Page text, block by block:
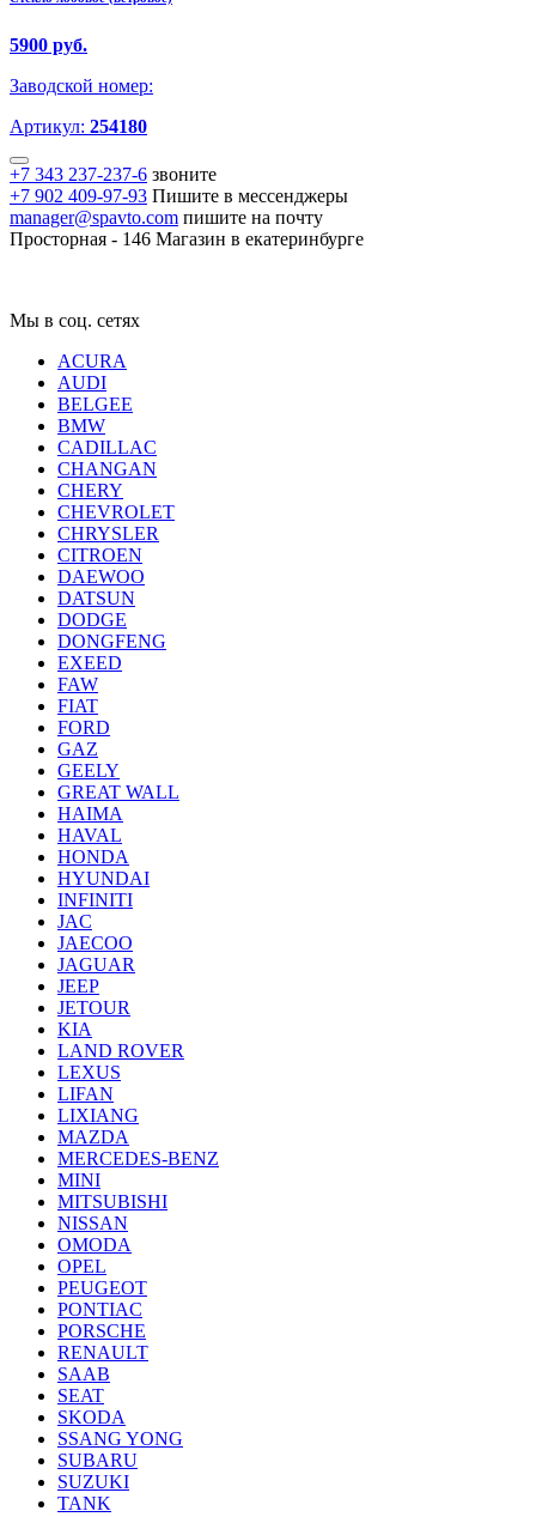
5900 руб.
Заводской номер:
Артикул: 254180
+7 343 237-237-6 звоните
+7 902 409-97-93 Пишите в мессенджеры
manager@spavto.com пишите на почту
Просторная - 146 Магазин в екатеринбурге
Мы в соц. сетях
ACURA
AUDI
BELGEE
BMW
CADILLAC
CHANGAN
CHERY
CHEVROLET
CHRYSLER
CITROEN
DAEWOO
DATSUN
DODGE
DONGFENG
EXEED
FAW
FIAT
FORD
GAZ
GEELY
GREAT WALL
HAIMA
HAVAL
HONDA
HYUNDAI
INFINITI
JAC
JAECOO
JAGUAR
JEEP
JETOUR
KIA
LAND ROVER
LEXUS
LIFAN
LIXIANG
MAZDA
MERCEDES-BENZ
MINI
MITSUBISHI
NISSAN
OMODA
OPEL
PEUGEOT
PONTIAC
PORSCHE
RENAULT
SAAB
SEAT
SKODA
SSANG YONG
SUBARU
SUZUKI
TANK